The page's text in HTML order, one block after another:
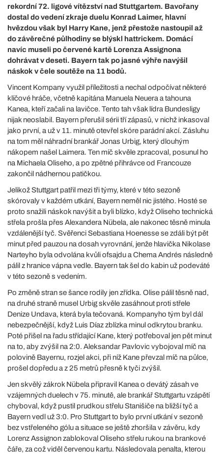
rekordní 72. ligové vítězství nad Stuttgartem. Bavořany
dostal do vedení zkraje duelu Konrad Laimer, hlavní
hvězdou však byl Harry Kane, jenž přestože nastoupil až
do závěrečné půlhodiny se blýskl hattrickem. Domácí
navíc museli po červené kartě Lorenza Assignona
dohrávat v deseti. Bayern tak po jasné výhře navýšil
náskok v čele soutěže na 11 bodů.
Vincent Kompany využil příležitosti a nechal odpočívat některé
klíčové hráče, včetně kapitána Manuela Neuera a tahouna
Kanea, kteří začali na lavičce. Tento tah však lídra Bundesligy
nijak neoslabil. Bayern přerušil sérii tří zápasů, v nichž inkasoval
jako první, a už v 11. minutě otevřel skóre parádní akcí. Zásluhu
na tom měl náhradní brankář Jonas Urbig, který dlouhým
nákopem našel Laimera. Ten míč skvěle zpracoval, posunul ho
na Michaela Oliseho, a po zpětné přihrávce od Francouze
zakončil nádhernou patičkou.
Jelikož Stuttgart patřil mezi tři týmy, které v této sezoně
skórovaly v každém utkání, Bayern neměl nic jistého. Hosté se
proto snažili náskok navýšit a byli blízko, když Oliseho technická
střela prošla přes Alexandera Nübela, ale nakonec těsně minula
vzdálenější tyč. Svěřenci Sebastiana Hoenesse se zdáli být pět
minut před pauzou na dosah vyrovnání, jenže hlavička Nikolase
Narteyho byla odvolána kvůli ofsajdu a Chema Andrés následně
pálil z hranice vápna vedle. Bayern tak šel do kabin už podeváté
v této sezoně s vedením.
Po změně stran se šance rodily jen zřídka. Olise pálil těsně nad,
na druhé straně musel Urbig skvěle zasáhnout proti střele
Denize Undava, která byla tečovaná. Kompanyho tým byl dál
nebezpečnější, když Luis Díaz zblízka minul odkrytou branku.
Poté přišel na řadu střídající Kane, který potřeboval jen pět minut
na to, aby zvýšil na 2:0. Aleksandar Pavlovic vybojoval míč na
polovině Bayernu, rozjel akci, při níž Kane převzal míč na půlce,
prošel dopředu a z 25 metrů přesně k tyči zvýšil.
Jen skvělý zákrok Nübela připravil Kanea o devátý zásah ve
vzájemných duelech v 75. minutě, ale brankář Stuttgartu vzápětí
chyboval, když pustil prudkou střelu Stanišiče na bližší tyč a
Bayern vedl už 3:0. Pro Stuttgart to bylo první utkání v sezoně
bez vstřeleného gólu a situace se ještě zhoršila v závěru, kdy
Lorenz Assignon zablokoval Oliseho střelu rukou na brankové
čáře, za což viděl červenou kartu. Následovala penalta, kterou